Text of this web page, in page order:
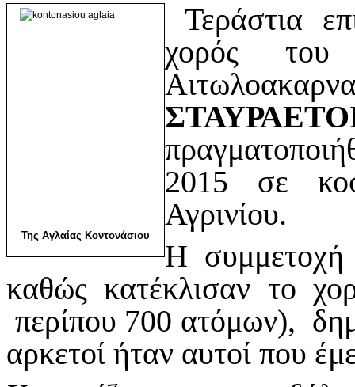
Της Αγλαίας Κοντονάσιου
Τεράστια
χορός του
2015 σε
Αγρινίου.
Η συμμετοχή
καθώς κατέκλισαν το
περίπου 700 ατόμων),
αρκετοί ήταν αυτοί που